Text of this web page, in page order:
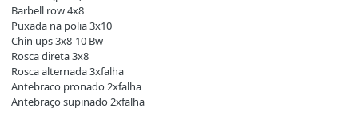
Barbell row 4x8
Puxada na polia 3x10
Chin ups 3x8-10 Bw
Rosca direta 3x8
Rosca alternada 3xfalha
Antebraco pronado 2xfalha
Antebraço supinado 2xfalha